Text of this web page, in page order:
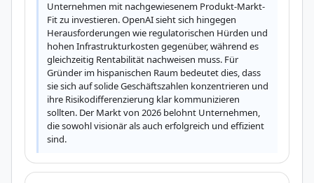
Unternehmen mit nachgewiesenem Produkt-Markt-
Fit zu investieren. OpenAI sieht sich hingegen
Herausforderungen wie regulatorischen Hürden und
hohen Infrastrukturkosten gegenüber, während es
gleichzeitig Rentabilität nachweisen muss. Für
Gründer im hispanischen Raum bedeutet dies, dass
sie sich auf solide Geschäftszahlen konzentrieren und
ihre Risikodifferenzierung klar kommunizieren
sollten. Der Markt von 2026 belohnt Unternehmen,
die sowohl visionär als auch erfolgreich und effizient
sind.